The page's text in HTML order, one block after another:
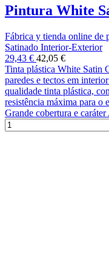
Pintura White
Fábrica y tienda online de
Satinado Interior-Exterior
29,43 € 42,05 €
Tinta plástica White Satin
paredes e tectos em
qualidade tinta plástica,
resistência máxima para o
Grande cobertura e